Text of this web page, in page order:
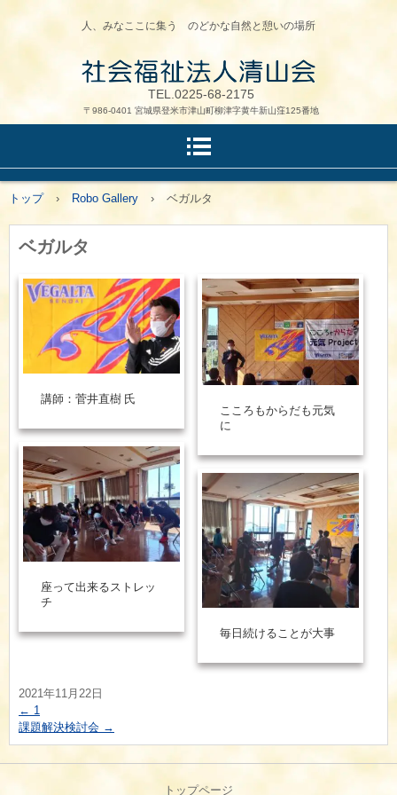
人、みなここに集う のどかな自然と憩いの場所
TEL.0225-68-2175
〒986-0401 宮城県登米市津山町柳津字黄牛新山窪125番地
トップ › Robo Gallery › ベガルタ
ベガルタ
講師：菅井直樹 氏
こころもからだも元気
に
座って出来るストレッ
チ
毎日続けることが大事
2021年11月22日
← 1
課題解決検討会 →
トップページ